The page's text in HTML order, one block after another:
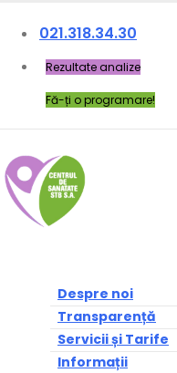
021.318.34.30
Rezultate analize
Fă-ți o programare!
Despre noi
Transparență
Servicii și Tarife
Informații